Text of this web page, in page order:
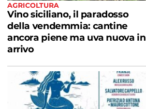
AGRICOLTURA
Vino siciliano, il paradosso
della vendemmia: cantine
ancora piene ma uva nuova in
arrivo